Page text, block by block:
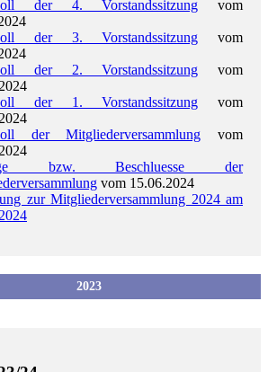
der 4. Vorstandssitzung vom
der 3. Vorstandssitzung vom
der 2. Vorstandssitzung vom
der 1. Vorstandssitzung vom
der Mitgliederversammlung vom
bzw. Beschluesse der
vom 15.06.2024
zur Mitgliederversammlung 2024 am
2023